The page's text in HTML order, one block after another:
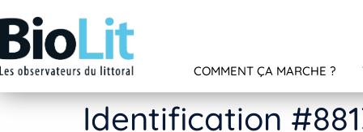
COMMENT ÇA MARCHE ?
Identification